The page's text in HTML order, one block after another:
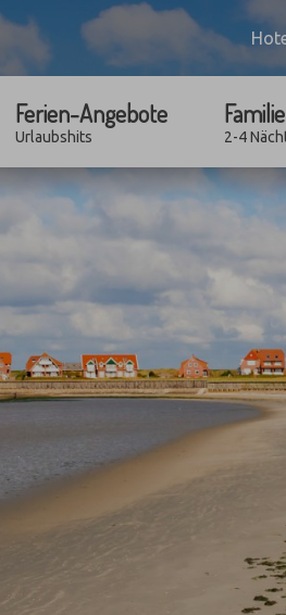
Ferien-Angebote
Urlaubshits 2-4